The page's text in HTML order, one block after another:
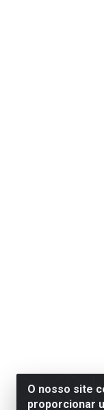
O nosso site
proporcionar